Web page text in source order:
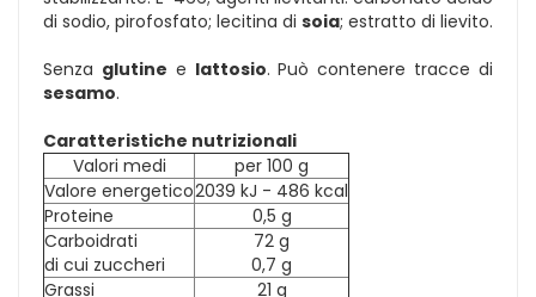
di sodio, pirofosfato; lecitina di soia; estratto di lievito.
Senza glutine e lattosio. Può contenere tracce di
sesamo.
Caratteristiche nutrizionali
Valori medi
per 100 g
Valore energetico2039 kJ - 486 kcal
Proteine
0,5 g
Carboidrati
di cui zuccheri
72 g
0,7 g
Grassi
21 g